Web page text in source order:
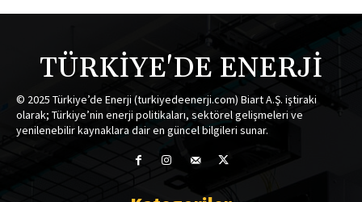
TÜRKİYE'DE ENERJİ
© 2025 Türkiye’de Enerji (turkiyedeenerji.com) Biart A.Ş. iştiraki
olarak; Türkiye’nin enerji politikaları, sektörel gelişmeleri ve
yenilenebilir kaynaklara dair en güncel bilgileri sunar.